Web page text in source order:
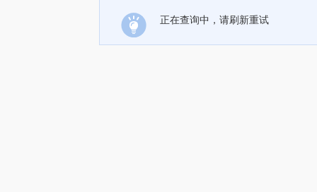
正在查询中，请刷新重试